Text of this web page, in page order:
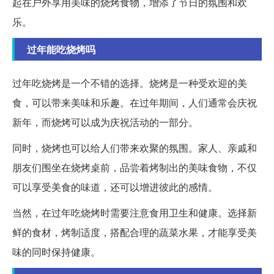
乐。
过年能吃烧烤吗
过年吃烧烤是一个不错的选择。烧烤是一种受欢迎的美
食，可以带来美味和乐趣。在过年期间，人们通常会庆祝
新年，而烧烤可以成为庆祝活动的一部分。
同时，烧烤也可以给人们带来欢聚的氛围。家人、亲戚和
朋友们围坐在烧烤桌前，品尝着烤制出的美味食物，不仅
可以享受美食的味道，还可以增进彼此的感情。
当然，在过年吃烧烤时需要注意食用卫生和健康。选择新
鲜的食材，烤制适度，搭配合理的蔬菜水果，才能享受美
味的同时保持健康。